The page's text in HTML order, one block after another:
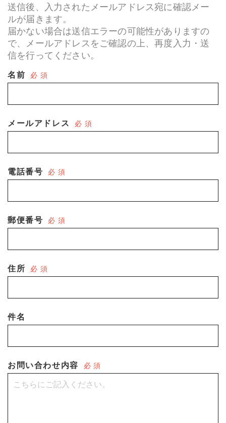
送信後、入力されたメールアドレス宛に確認メー
ルが届きます。
届かない場合は送信エラーの可能性がありますの
で、メールアドレスをご確認の上、再度入力・送
信を行ってください。
名前 必 須
メールアドレス 必 須
電話番号 必 須
郵便番号 必 須
住所 必 須
件名
お問い合わせ内容 必 須